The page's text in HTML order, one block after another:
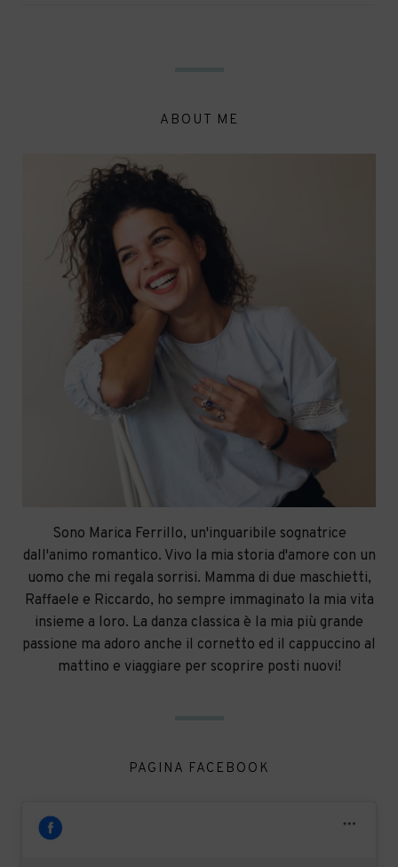
ABOUT ME
Sono Marica Ferrillo, un'inguaribile sognatrice
dall'animo romantico. Vivo la mia storia d'amore con un
uomo che mi regala sorrisi. Mamma di due maschietti,
Raffaele e Riccardo, ho sempre immaginato la mia vita
insieme a loro. La danza classica è la mia più grande
passione ma adoro anche il cornetto ed il cappuccino al
mattino e viaggiare per scoprire posti nuovi!
PAGINA FACEBOOK